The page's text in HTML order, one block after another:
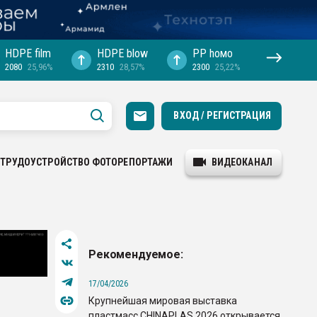
HDPE film
2080 25,96%
HDPE blow
2310 28,57%
PP hомо
2300 25,22%
ВХОД / РЕГИСТРАЦИЯ
ТРУДОУСТРОЙСТВО ФОТОРЕПОРТАЖИ ВИДЕОКАНАЛ
Рекомендуемое:
17/04/2026
Крупнейшая мировая выставка